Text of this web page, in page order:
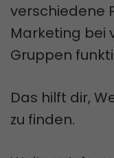
verschiedene
Marketing bei
Gruppen
Das hilft dir,
zu finden.